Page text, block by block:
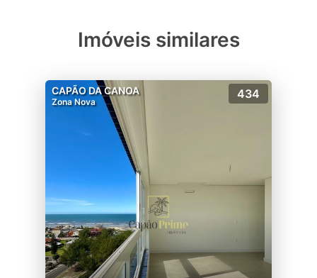
Imóveis similares
CAPÃO DA CANOA
Zona Nova
434